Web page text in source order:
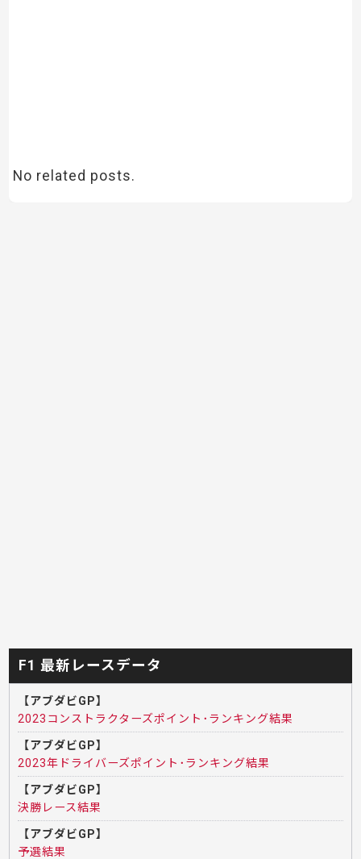
No related posts.
F1 最新レースデータ
【アブダビGP】
2023コンストラクターズポイント･ランキング結果
【アブダビGP】
2023年ドライバーズポイント･ランキング結果
【アブダビGP】
決勝レース結果
【アブダビGP】
予選結果